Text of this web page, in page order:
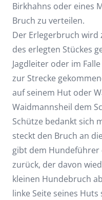
Birkhahns oder eines
Bruch zu verteilen.
Der Erlegerbruch wird
des erlegten Stückes
Jagdleiter oder im
zur Strecke
auf seinem Hut oder
Waidmannsheil dem
Schütze bedankt sich
steckt den Bruch an
gibt dem Hundeführer
zurück, der davon
kleinen Hundebruch
linke Seite seines Huts